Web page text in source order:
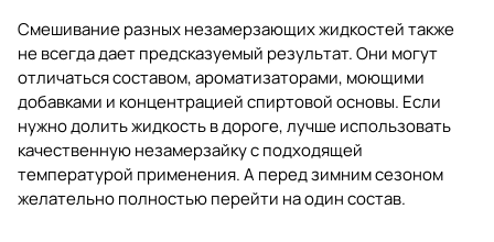
Смешивание разных незамерзающих жидкостей также
не всегда дает предсказуемый результат. Они могут
отличаться составом, ароматизаторами, моющими
добавками и концентрацией спиртовой основы. Если
нужно долить жидкость в дороге, лучше использовать
качественную незамерзайку с подходящей
температурой применения. А перед зимним сезоном
желательно полностью перейти на один состав.